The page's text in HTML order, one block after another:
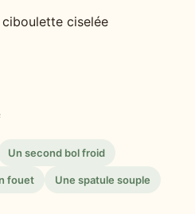
ciselée
Un second bol froid
fouet Une spatule souple